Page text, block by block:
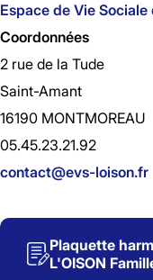
Espace de Vie
Coordonnées
2 rue de la Tude
Saint-Amant
16190 MONTMOREAU
05.45.23.21.92
contact@evs-loison.fr
Plaquette
L'OISON